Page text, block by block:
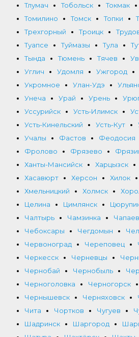
Тлумач
Тобольск Токмак
Томилино
Томск Топки
Трехгорный
Троицк
Туапсе
Туймазы Тула
Тында
Тюмень Тячев
Углич
Удомля Ужгород
Укромное
Улан-Удэ
Унеча
Урай Урень
Уссурийск
Усть-Илимск
Усть-Кинельский
Усть-Кут
Учалы
Фастов Феодосия
Фролово
Фрязево
Ханты-Мансийск
Харцызск
Хасавюрт
Херсон Хилок
Хмельницкий
Холмск
Целина
Цимлянск
Чалтырь
Чамзинка
Чебоксары
Чегдомын
Червоноград
Череповец
Черкесск
Черневцы
Чернобай
Чернобыль
Черноголовка
Черногорск
Чернышевск
Черняховск
Чита
Чортков Чугуев
Шадринск
Шаргород